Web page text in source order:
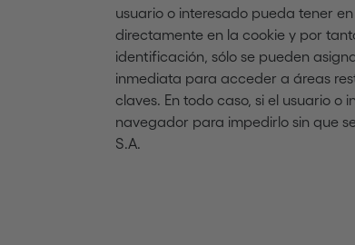
usuario o interesado pueda tener
directamente en la cookie y por
identificación, sólo se pueden
inmediata para acceder a áreas
claves. En todo caso, si el usuario
navegador para impedirlo sin que
S.A.